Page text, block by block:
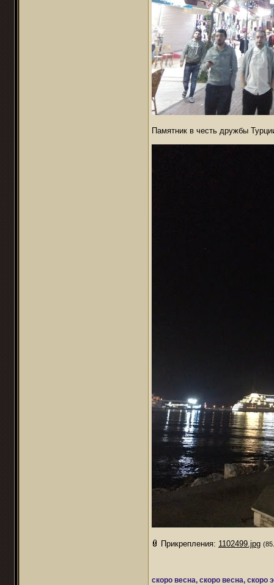
Памятник в честь дружбы
Прикрепления: 1102499.jpg
скоро весна, скоро весна, скоро